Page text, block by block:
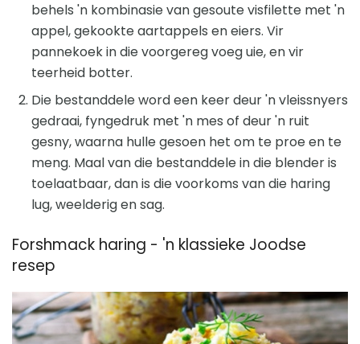
behels 'n kombinasie van gesoute visfilette met 'n
appel, gekookte aartappels en eiers. Vir
pannekoek in die voorgereg voeg uie, en vir
teerheid botter.
Die bestanddele word een keer deur 'n vleissnyers
gedraai, fyngedruk met 'n mes of deur 'n ruit
gesny, waarna hulle gesoen het om te proe en te
meng. Maal van die bestanddele in die blender is
toelaatbaar, dan is die voorkoms van die haring
lug, weelderig en sag.
Forshmack haring - 'n klassieke Joodse
resep